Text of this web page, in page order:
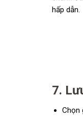
hấp dẫn.
7.
Chọn